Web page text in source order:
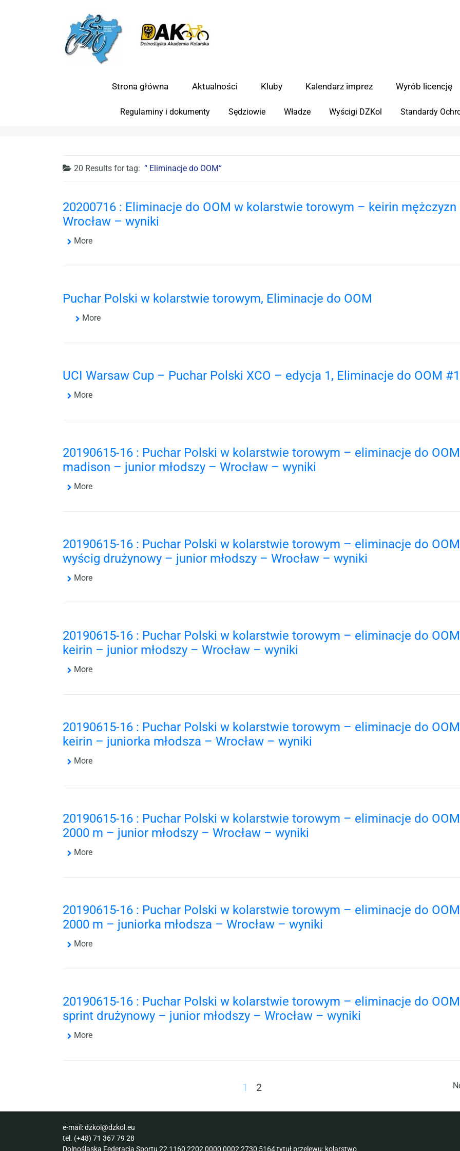
Strona główna Aktualności Kluby Kalendarz imprez Wyrób licencję
Regulaminy i dokumenty Sędziowie Władze Wyścigi DZKol Standardy
20 Results fortag: Eliminacje do OOM
20200716 : Eliminacje do OOM w kolarstwie torowym – keirin
Wrocław – wyniki
More
Puchar Polski w kolarstwie torowym, Eliminacje do OOM
More
UCI Warsaw Cup – Puchar Polski XCO – edycja 1, Eliminacje do OOM #1
More
20190615-16 : Puchar Polski w kolarstwie torowym – eliminacje do
madison – junior młodszy – Wrocław – wyniki
More
20190615-16 : Puchar Polski w kolarstwie torowym – eliminacje do
wyścig drużynowy – junior młodszy – Wrocław – wyniki
More
20190615-16 : Puchar Polski w kolarstwie torowym – eliminacje do
keirin – junior młodszy – Wrocław – wyniki
More
20190615-16 : Puchar Polski w kolarstwie torowym – eliminacje do
keirin – juniorka młodsza – Wrocław – wyniki
More
20190615-16 : Puchar Polski w kolarstwie torowym – eliminacje do
2000 m – junior młodszy – Wrocław – wyniki
More
20190615-16 : Puchar Polski w kolarstwie torowym – eliminacje do
2000 m – juniorka młodsza – Wrocław – wyniki
More
20190615-16 : Puchar Polski w kolarstwie torowym – eliminacje do
sprint drużynowy – junior młodszy – Wrocław – wyniki
More
1 2
e-mail:dzkol@dzkol.eu
tel. (+48) 71 367 79 28
Dolnośląska Federacja Sportu 22 1160 2202 0000 0002 2730 5164 tytuł przelewu: kolarstwo